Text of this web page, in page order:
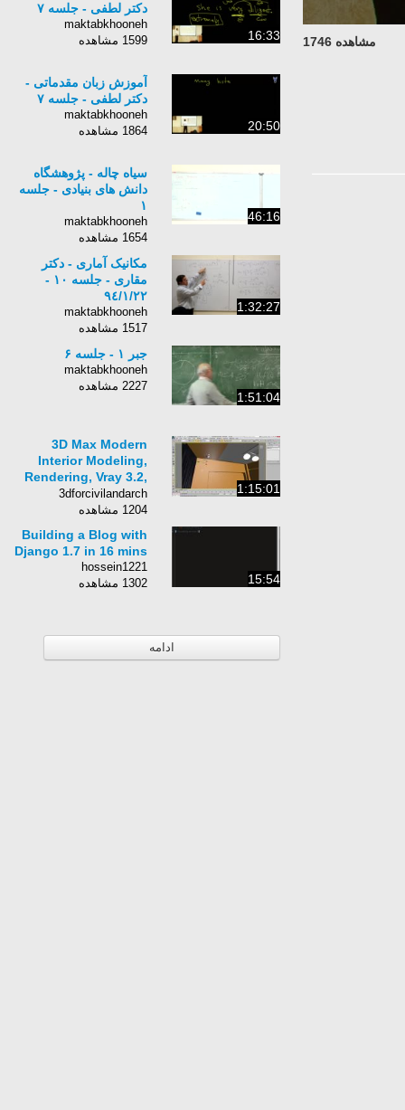
مشاهده 1746 16:33
دکتر لطفی - جلسه ٧
maktabkhooneh
1599 مشاهده
20:50
آموزش زبان مقدماتی -
دکتر لطفی - جلسه ٧
maktabkhooneh
1864 مشاهده
46:16
سیاه چاله - پژوهشگاه
دانش های بنیادی - جلسه
١
maktabkhooneh
1654 مشاهده
1:32:27
مکانیک آماری - دکتر
مقاری - جلسه ١٠ -
٩٤/١/٢٢
maktabkhooneh
1517 مشاهده
1:51:04
جبر ۱ - جلسه ۶
maktabkhooneh
2227 مشاهده
1:15:01
3D Max Modern
Interior Modeling,
Rendering, Vray 3.2,
Photoshop 2016
3dforcivilandarch
1204 مشاهده
15:54
Building a Blog with
Django 1.7 in 16 mins
hossein1221
1302 مشاهده
ادامه